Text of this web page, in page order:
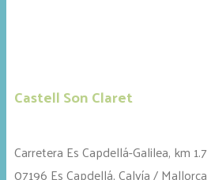
Castell Son Claret
Carretera Es Capdellá-Galilea, km 1.7
07196 Es Capdellá, Calvía / Mallorca